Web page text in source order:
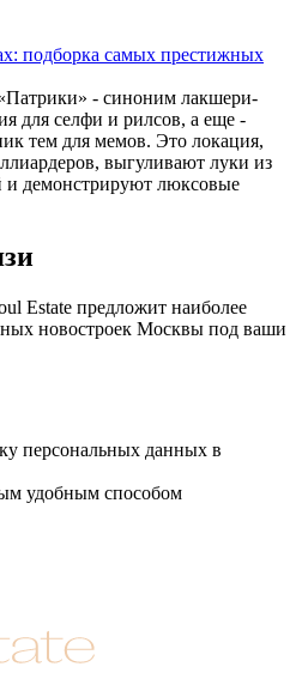
подборка самых престижных
- синоним лакшери-
для селфи и рилсов, а еще -
тем для мемов. Это локация,
выгуливают луки из
и демонстрируют люксовые
Estate предложит наиболее
новостроек Москвы под ваши
персональных данных в
удобным способом